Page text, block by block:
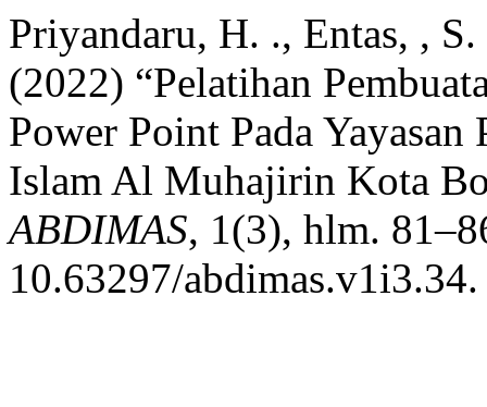
Priyandaru, H. ., Entas, ,
(2022) “Pelatihan
Power Point Pada
Islam Al Muhajirin Kota
ABDIMAS, 1(3), hlm.
10.63297/abdimas.v1i3.34.